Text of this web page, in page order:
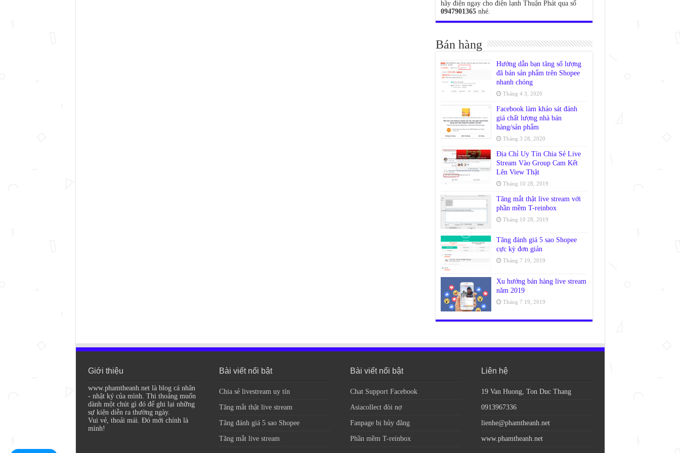
hãy điện ngay cho điện lạnh Thuận Phát qua số
0947901365nhé.
Bán hàng
Hướng dẫn bạn tăng số lượng
đã bán sản phẩm trên Shopee
nhanh chóng
Tháng 4 3, 2020
Facebook làm khảo sát đánh
giá chất lượng nhà bán
hàng/sản phẩm
Tháng 3 28, 2020
Địa Chỉ Uy Tín Chia Sẻ Live
Stream Vào Group Cam Kết
Lên View Thật
Tháng 10 28, 2019
Tăng mắt thật live stream với
phần mềm T-reinbox
Tháng 10 28, 2019
Tăng đánh giá 5 sao Shopee
cực kỳ đơn giản
Tháng 7 19, 2019
Xu hướng bán hàng live stream
năm 2019
Tháng 7 19, 2019
Giới thiệu
www.phamtheanh.net là blog cá nhân
- nhật ký của mình. Thi thoảng muốn
dành một chút gì đó để ghi lại những
sự kiện diễn ra thường ngày.
Vui vẻ, thoải mái. Đó mới chính là
mình!
Bài viết nổi bật
Chia sẻ livestream uy tín
Tăng mắt thật live stream
Tăng đánh giá 5 sao Shopee
Tăng mắt live stream
Bài viết nổi bật
Chat Support Facebook
Asiacollect đòi nợ
Fanpage bị hủy đăng
Phần mềm T-reinbox
Liên hệ
19 Van Huong, Ton Duc Thang
0913967336
lienhe@phamtheanh.net
www.phamtheanh.net